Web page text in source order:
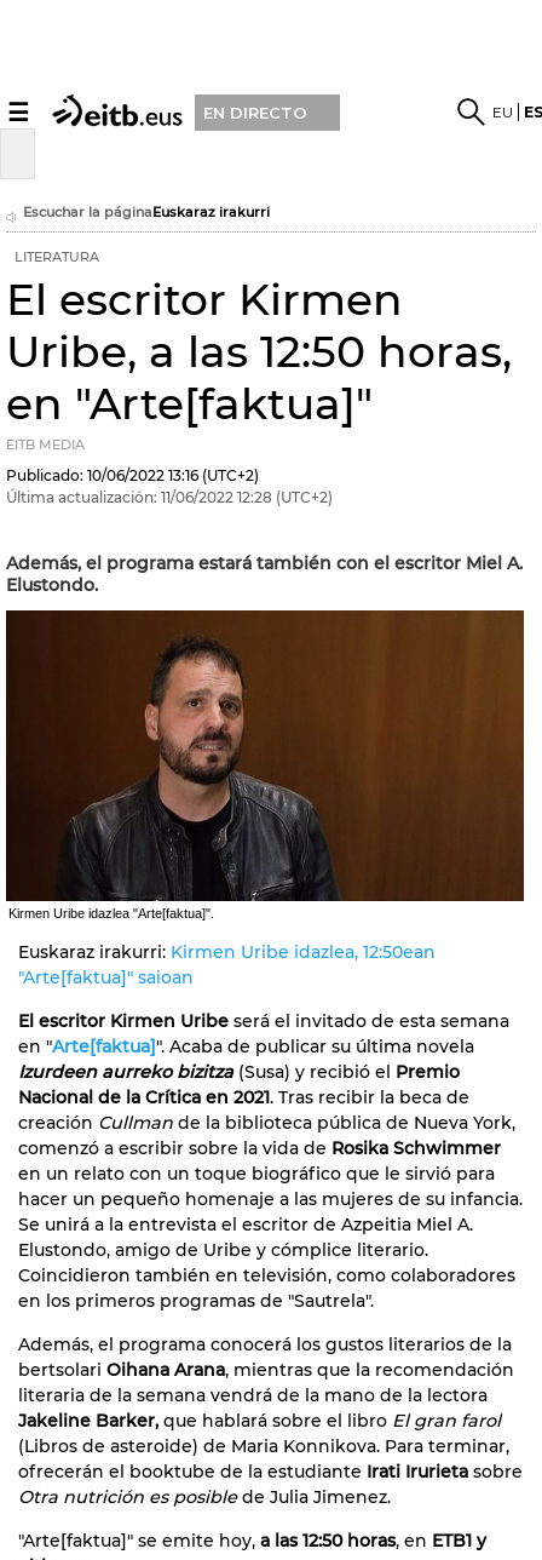
☰ EN DIRECTO EU
Escuchar la páginaEuskaraz irakurri
LITERATURA
El escritor Kirmen
Uribe, a las 12:50 horas,
en "Arte[faktua]"
EITB MEDIA
Publicado: 10/06/2022 13:16 (UTC+2)
Última actualización: 11/06/2022 12:28 (UTC+2)
Además, el programa estará también con el escritor Miel A.
Elustondo.
Kirmen Uribe idazlea "Arte[faktua]".
Euskaraz irakurri: Kirmen Uribe idazlea, 12:50ean
"Arte[faktua]" saioan
El escritor Kirmen Uribe será el invitado de esta semana
en "Arte[faktua]". Acaba de publicar su última novela
Izurdeen aurreko bizitza(Susa) y recibió el Premio
Nacional de la Crítica en 2021. Tras recibir la beca de
creación Cullman de la biblioteca pública de Nueva York,
comenzó a escribir sobre la vida de Rosika Schwimmer
en un relato con un toque biográfico que le sirvió para
hacer un pequeño homenaje a las mujeres de su infancia.
Se unirá a la entrevista el escritor de Azpeitia Miel A.
Elustondo, amigo de Uribe y cómplice literario.
Coincidieron también en televisión, como colaboradores
en los primeros programas de "Sautrela".
Además, el programa conocerá los gustos literarios de la
bertsolari Oihana Arana, mientras que la recomendación
literaria de la semana vendrá de la mano de la lectora
Jakeline Barker, que hablará sobre el libro El gran farol
(Libros de asteroide) de Maria Konnikova. Para terminar,
ofrecerán el booktube de la estudiante Irati Irurieta sobre
Otra nutrición es posiblede Julia Jimenez.
"Arte[faktua]" se emite hoy, a las 12:50 horas, en ETB1 y